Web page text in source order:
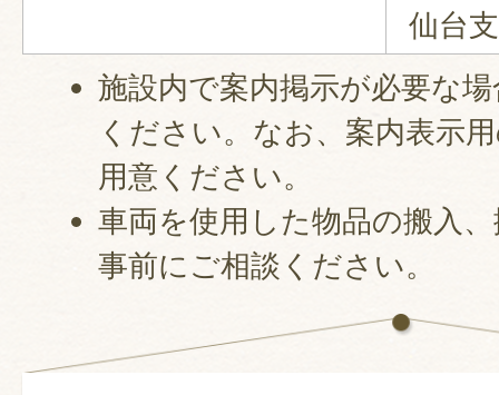
仙台
施設内で案内掲示が必要な
ください。なお、案内表示
用意ください。
車両を使用した物品の搬入
事前にご相談ください。